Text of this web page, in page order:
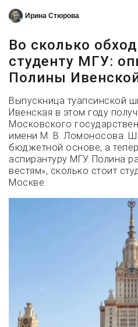
Ирина Стюрова
Во сколько
студенту МГУ:
Полины
Выпускница туапсинской
Ивенская в этом году
Московского
имени М. В. Ломоносова.
бюджетной основе, а
аспирантуру МГУ. Полина
вестям», сколько стоит
Москве.